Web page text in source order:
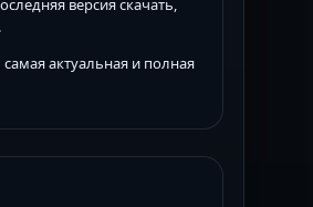
версия скачать,
актуальная и полная